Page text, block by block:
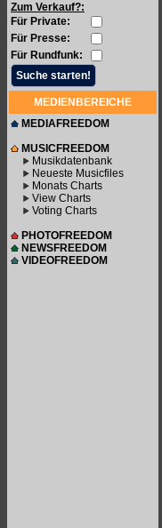
Zum Verkauf?:
Für Private:
Für Presse:
Für Rundfunk:
MEDIENBEREICHE
MEDIAFREEDOM
MUSICFREEDOM
Musikdatenbank
Neueste Musicfiles
Monats Charts
View Charts
Voting Charts
PHOTOFREEDOM
NEWSFREEDOM
VIDEOFREEDOM